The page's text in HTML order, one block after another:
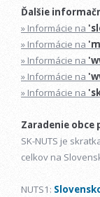
Ďalšie
» Informácie na
» Informácie na
» Informácie na
» Informácie na
» Informácie na
Zaradenie obce
SK-NUTS je
celkov na
NUTS1: